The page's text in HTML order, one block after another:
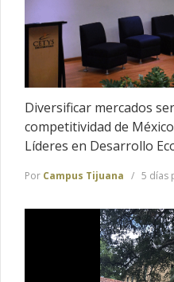
Diversificar mercados
competitividad de
Líderes en Desarrollo
Por Campus Tijuana 5 días